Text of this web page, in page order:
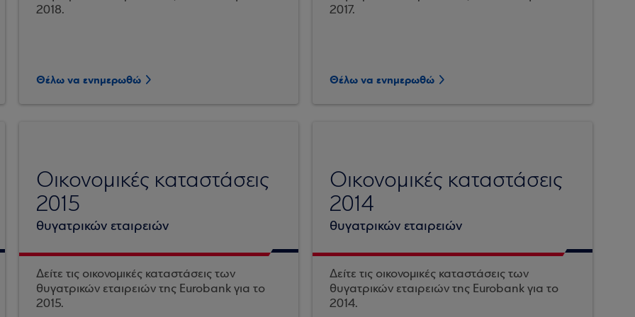
2018.
Θέλω να ενημερωθώ
2017.
Θέλω να ενημερωθώ
Οικονομικές καταστάσεις
2015
θυγατρικών εταιρειών
Δείτε τις οικονομικές καταστάσεις των
θυγατρικών εταιρειών της Eurobank για το
2015.
Οικονομικές καταστάσεις
2014
θυγατρικών εταιρειών
Δείτε τις οικονομικές καταστάσεις των
θυγατρικών εταιρειών της Eurobank για το
2014.